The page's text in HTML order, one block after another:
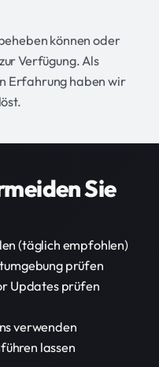
können oder
Verfügung. Als
Erfahrung haben wir
Sie
(täglich empfohlen)
prüfen
Updates prüfen
verwenden
lassen